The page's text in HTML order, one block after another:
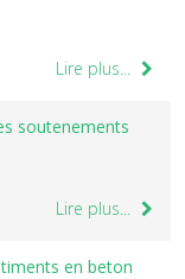
Lire plus...
soutenements
Lire plus...
en beton